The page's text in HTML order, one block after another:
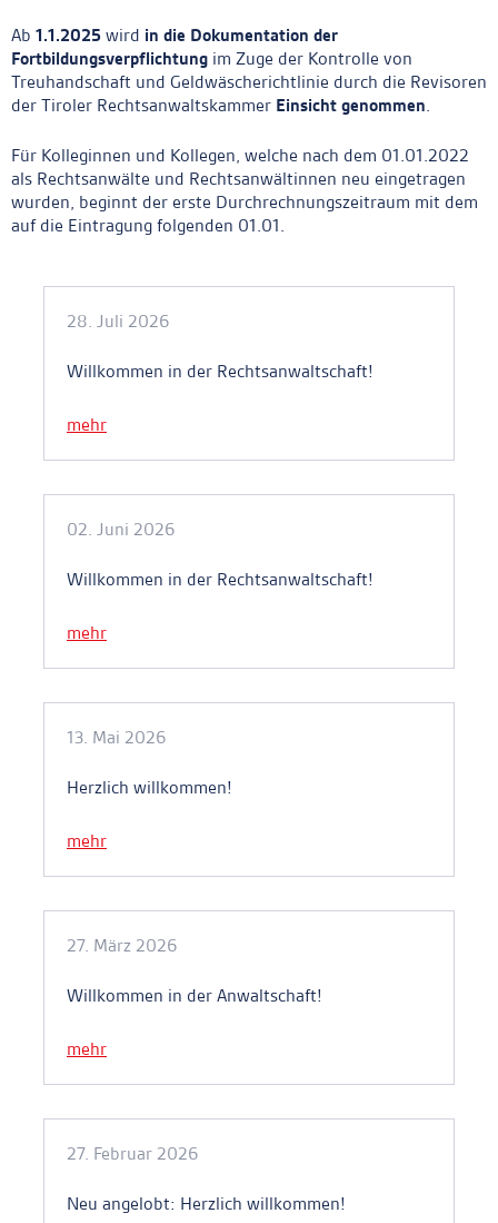
Ab 1.1.2025wird in die Dokumentation der
Fortbildungsverpflichtung im Zuge der Kontrolle von
Treuhandschaft und Geldwäscherichtlinie durch die Revisoren
der Tiroler Rechtsanwaltskammer Einsicht genommen.
Für Kolleginnen und Kollegen, welche nach dem 01.01.2022
als Rechtsanwälte und Rechtsanwältinnen neu eingetragen
wurden, beginnt der erste Durchrechnungszeitraum mit dem
auf die Eintragung folgenden 01.01.
28. Juli 2026
Willkommen in der Rechtsanwaltschaft!
mehr
02. Juni 2026
Willkommen in der Rechtsanwaltschaft!
mehr
13. Mai 2026
Herzlich willkommen!
mehr
27. März 2026
Willkommen in der Anwaltschaft!
mehr
27. Februar 2026
Neu angelobt: Herzlich willkommen!